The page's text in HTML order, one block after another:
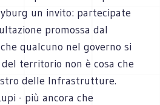
un invito: partecipate
promossa dal
qualcuno nel governo si
territorio non è cosa che
delle Infrastrutture.
- più ancora che